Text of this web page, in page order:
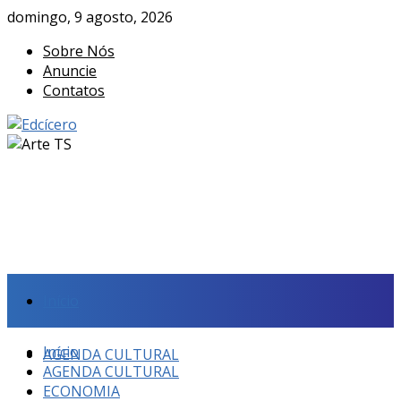
domingo, 9 agosto, 2026
Sobre Nós
Anuncie
Contatos
AGENDA CULTURAL
Início
AGENDA CULTURAL
ECONOMIA